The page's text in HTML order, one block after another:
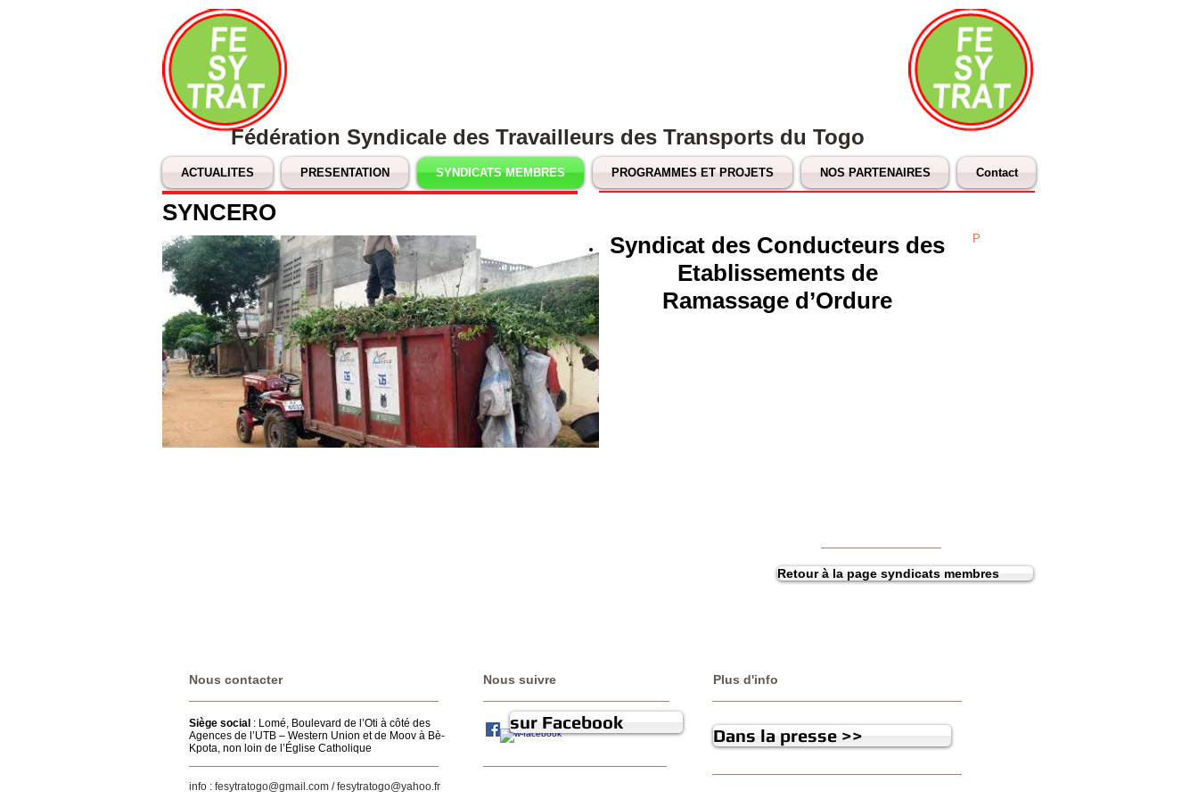
Fédération Syndicale des Travailleurs des Transports du Togo
ACTUALITES PRESENTATION SYNDICATS MEMBRES PROGRAMMES ET PROJETS NOS PARTENAIRES Contact
SYNCERO
Syndicat des Conducteurs des
Etablissements de
Ramassage d’Ordure
P
Retour à la page syndicats membres
​​​Nous contacter
Siège social : Lomé, Boulevard de l’Oti à côté des
Agences de l’UTB – Western Union et de Moov à Bè-
Kpota, non loin de l’Église Catholique
Nous suivre
sur Facebook
Plus d'info
Dans la presse >>
info : fesytratogo@gmail.com /fesytratogo@yahoo.fr